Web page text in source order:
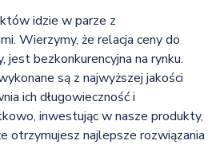
idzie w parze z
Wierzymy, że relacja ceny do
jest bezkonkurencyjna na rynku.
są z najwyższej jakości
ich długowieczność i
inwestując w nasze produkty,
otrzymujesz najlepsze rozwiązania